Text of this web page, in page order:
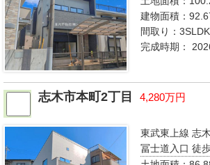
建物面積：
間取り：3SLDK
完成時期：
志木市本町2丁目 4,280万円
東武東上線 志
冨士道入口 徒